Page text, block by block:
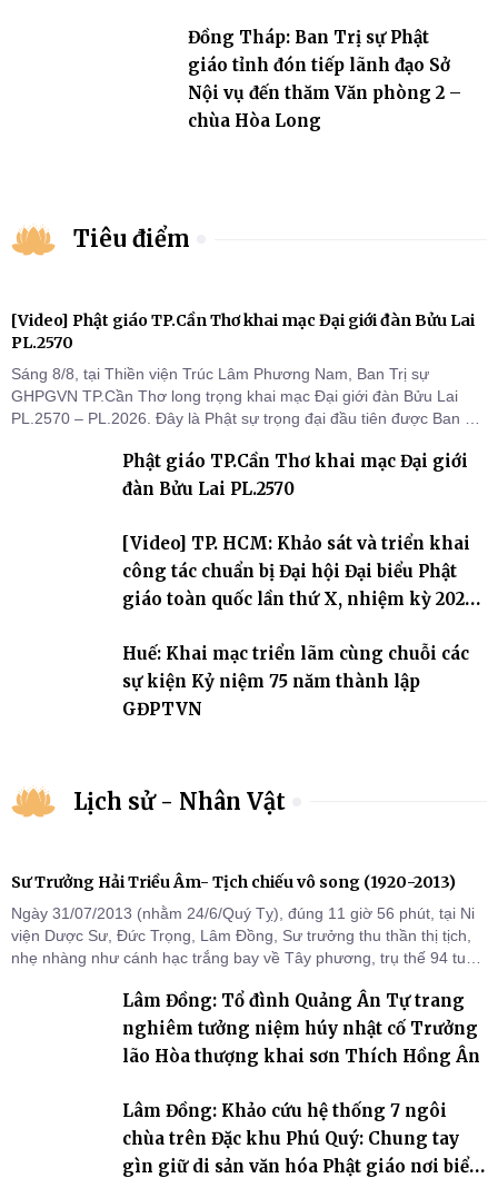
Đồng Tháp: Ban Trị sự Phật
giáo tỉnh đón tiếp lãnh đạo Sở
Nội vụ đến thăm Văn phòng 2 –
chùa Hòa Long
Tiêu điểm
[Video] Phật giáo TP.Cần Thơ khai mạc Đại giới đàn Bửu Lai
PL.2570
Sáng 8/8, tại Thiền viện Trúc Lâm Phương Nam, Ban Trị sự
GHPGVN TP.Cần Thơ long trọng khai mạc Đại giới đàn Bửu Lai
PL.2570 – PL.2026. Đây là Phật sự trọng đại đầu tiên được Ban Trị
thứ I, thể hiện sự quan tâm đối với công tác truyền giới, đào tạo
Tăng tài và tiếp nối mạng mạch Tăng-g
Phật giáo TP.Cần Thơ khai mạc Đại giới
đàn Bửu Lai PL.2570
[Video] TP. HCM: Khảo sát và triển khai
công tác chuẩn bị Đại hội Đại biểu Phật
giáo toàn quốc lần thứ X, nhiệm kỳ 2026-
Huế: Khai mạc triển lãm cùng chuỗi các
sự kiện Kỷ niệm 75 năm thành lập
GĐPTVN
Lịch sử - Nhân Vật
Sư Trưởng Hải Triều Âm- Tịch chiếu vô song (1920-2013)
Ngày 31/07/2013 (nhằm 24/6/Quý Tỵ), đúng 11 giờ 56 phút, tại Ni
viện Dược Sư, Đức Trọng, Lâm Đồng, Sư trưởng thu thần thị tịch,
nhẹ nhàng như cánh hạc trắng bay về Tây phương, trụ thế 94 tuổi
Lâm Đồng: Tổ đình Quảng Ân Tự trang
nghiêm tưởng niệm húy nhật cố Trưởng
lão Hòa thượng khai sơn Thích Hồng Ân
Lâm Đồng: Khảo cứu hệ thống 7 ngôi
chùa trên Đặc khu Phú Quý: Chung tay
gìn giữ di sản văn hóa Phật giáo nơi biển